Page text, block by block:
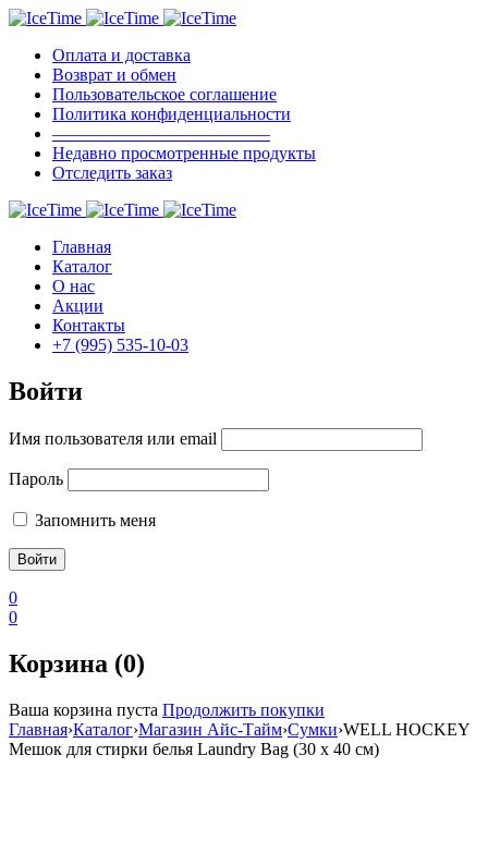
Оплата и доставка
Возврат и обмен
Пользовательское соглашение
Политика конфиденциальности
————————————–
Недавно просмотренные продукты
Отследить заказ
Главная
Каталог
О нас
Акции
Контакты
+7 (995) 535-10-03
Войти
Имя пользователя или email
Пароль
Запомнить меня
0
0
Корзина (0)
Ваша корзина пуста Продолжить покупки
Главная›Каталог›Магазин Айс-Тайм›Сумки›WELL HOCKEY
Мешок для стирки белья Laundry Bag (30 х 40 см)